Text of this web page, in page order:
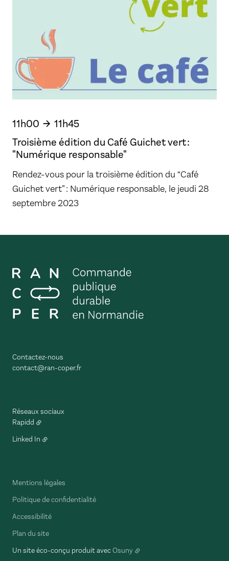
Troisième édition du Café Guichet vert :
"Numérique responsable"
11h00 11h45
Rendez-vous pour la troisième édition du “Café
Guichet vert” : Numérique responsable, le jeudi 28
septembre 2023
Contactez-nous
contact@ran-coper.fr
Réseaux sociaux
Rapidd
Linked In
Mentions légales
Politique de confidentialité
Accessibilité
Plan du site
Un site éco-conçu produit avecOsuny